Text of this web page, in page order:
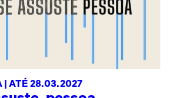
| ATÉ 28.03.2027